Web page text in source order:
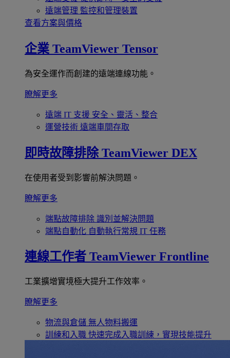
遠端管理 監控和管理裝置
查看方案與價格
企業 TeamViewer Tensor
為安全運作而創建的遠端連線功能。
瞭解更多
遠端 IT 支援 安全、靈活、整合
運營技術 遠端車間存取
即時故障排除 TeamViewer DEX
在使用者受到影響前解決問題。
瞭解更多
端點故障排除 識別並解決問題
端點自動化 自動執行常規 IT 任務
連線工作者 TeamViewer Frontline
工業擴增實境極大提升工作效率。
瞭解更多
物流與倉儲 無人物料搬運
訓練和入職 快速完成入職訓練，實現技能提升